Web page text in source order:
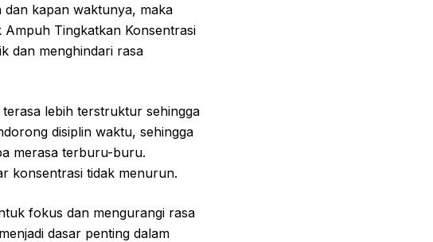
kapan waktunya, maka
Tingkatkan Konsentrasi
dan menghindari rasa
lebih terstruktur sehingga
disiplin waktu, sehingga
merasa terburu-buru.
konsentrasi tidak menurun.
fokus dan mengurangi rasa
dasar penting dalam